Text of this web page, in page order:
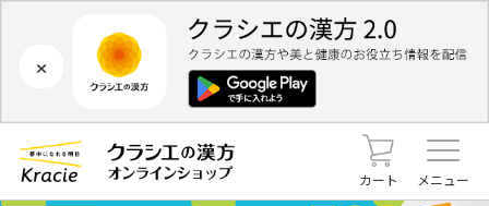
×
カート メニュー